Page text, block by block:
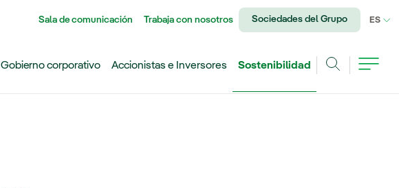
Sala de comunicación Trabaja con nosotros Sociedades del Grupo ES
Gobierno corporativo Accionistas e Inversores
Sostenibilidad